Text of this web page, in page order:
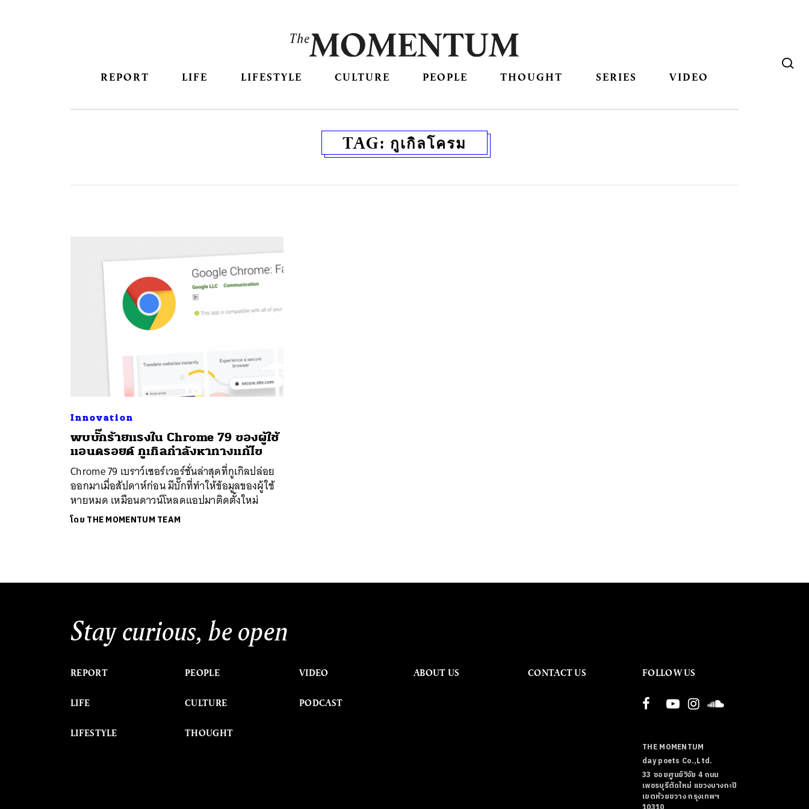
REPORT LIFE LIFESTYLE CULTURE PEOPLE THOUGHT SERIES VIDEO
TAG: กูเกิลโครม
Innovation
พบบั๊กร้ายแรงใน Chrome 79 ของผู้ใช้
แอนดรอยด์ กูเกิลกำลังหาทางแก้ไข
Chrome 79 เบราว์เซอร์เวอร์ชั่นล่าสุดที่กูเกิลปล่อย
ออกมาเมื่อสัปดาห์ก่อน มีบั๊กที่ทำให้ข้อมูลของผู้ใช้
หายหมด เหมือนดาวน์โหลดแอปมาติดตั้งใหม่
โดย THE MOMENTUM TEAM
Stay curious, be open
REPORT
LIFE
LIFESTYLE
PEOPLE
CULTURE
THOUGHT
VIDEO
PODCAST
ABOUT US CONTACT US FOLLOW US
THE MOMENTUM
day poets Co.,Ltd.
33 ซอยศูนย์วิจัย 4 ถนน
เพชรบุรีตัดใหม่ แขวงบางกะปิ
เขตห้วยขวาง กรุงเทพฯ
ค้นหา